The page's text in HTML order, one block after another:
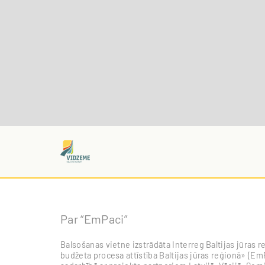
Par “EmPaci”
Balsošanas vietne izstrādāta Interreg Baltijas jūras
budžeta procesa attīstība Baltijas jūras reģionā»